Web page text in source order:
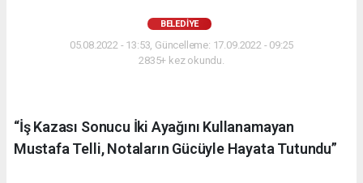
BELEDIYE
05.08.2022 - 13:53, Güncelleme: 17.09.2022 - 09:25
2835+ kez okundu.
“İş Kazası Sonucu İki Ayağını Kullanamayan
Mustafa Telli, Notaların Gücüyle Hayata Tutundu”